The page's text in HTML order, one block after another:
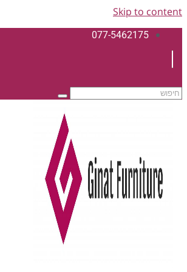
Skip to content
077-5462175